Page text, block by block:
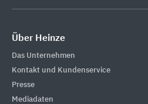
Über Heinze
Das Unternehmen
Kontakt und Kundenservice
Presse
Mediadaten